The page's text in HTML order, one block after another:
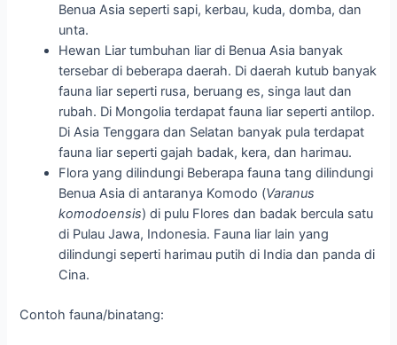
Benua Asia seperti sapi, kerbau, kuda, domba, dan
unta.
Hewan Liar tumbuhan liar di Benua Asia banyak
tersebar di beberapa daerah. Di daerah kutub banyak
fauna liar seperti rusa, beruang es, singa laut dan
rubah. Di Mongolia terdapat fauna liar seperti antilop.
Di Asia Tenggara dan Selatan banyak pula terdapat
fauna liar seperti gajah badak, kera, dan harimau.
Flora yang dilindungi Beberapa fauna tang dilindungi
Benua Asia di antaranya Komodo (Varanus
komodoensis) di pulu Flores dan badak bercula satu
di Pulau Jawa, Indonesia. Fauna liar lain yang
dilindungi seperti harimau putih di India dan panda di
Cina.
Contoh fauna/binatang: